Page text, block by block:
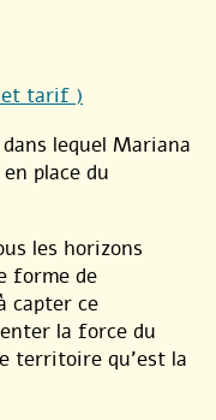
et tarif )
lequel Mariana
place du
les horizons
forme de
capter ce
la force du
territoire qu’est la